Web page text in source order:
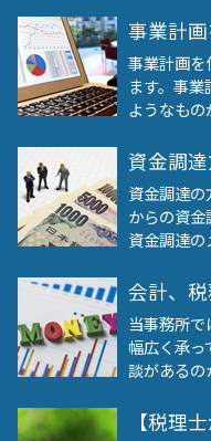
事業計
事業計画を
ます。事
ようなも
資金調
資金調達
からの資
資金調達
会計、
当事務所
幅広く承
談がある
【税理